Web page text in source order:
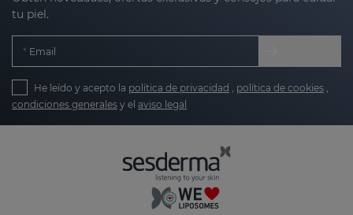
tu piel.
Email
He leído y acepto la política de privacidad política de cookies
condiciones generales y el aviso legal